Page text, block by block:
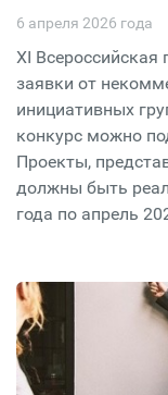
6 апреля 2026 года
XI
заявки от
инициативных
конкурс можно
Проекты,
должны быть
года по апрель